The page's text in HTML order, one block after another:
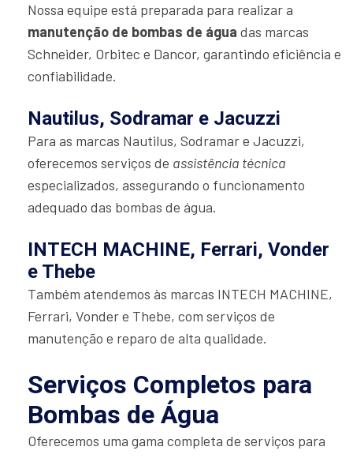
Nossa equipe está preparada para realizar a
manutenção de bombas de água das marcas
Schneider, Orbitec e Dancor, garantindo eficiência e
confiabilidade.
Nautilus, Sodramar e Jacuzzi
Para as marcas Nautilus, Sodramar e Jacuzzi,
oferecemos serviços de assistência técnica
especializados, assegurando o funcionamento
adequado das bombas de água.
INTECH MACHINE, Ferrari, Vonder
e Thebe
Também atendemos às marcas INTECH MACHINE,
Ferrari, Vonder e Thebe, com serviços de
manutenção e reparo de alta qualidade.
Serviços Completos para
Bombas de Água
Oferecemos uma gama completa de serviços para